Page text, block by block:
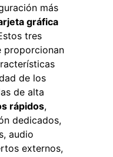
más
gráfica
tres
proporcionan
de los
de alta
rápidos,
dedicados,
audio
externos,